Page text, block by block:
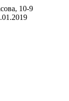
10-9